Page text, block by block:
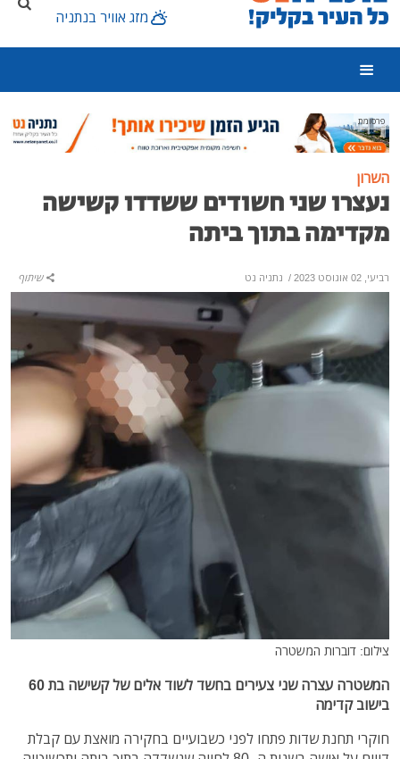
מזג אוויר בנתניה
פרסומת
השרון
נעצרו שני חשודים ששדדו קשישה
מקדימה בתוך ביתה
רביעי, 02 אוגוסט 2023 / נתניה נט שיתוף
צילום: דוברות המשטרה
המשטרה עצרה שני צעירים בחשד לשוד אלים של קשישה בת 60
בישוב קדימה
חוקרי תחנת שדות פתחו לפני כשבועיים בחקירה מואצת עם קבלת